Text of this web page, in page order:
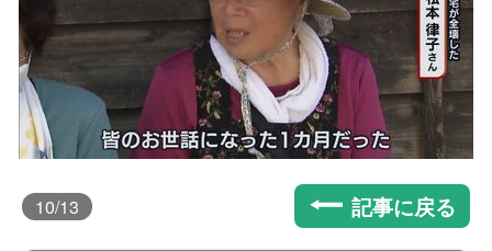
10/13 記事に戻る